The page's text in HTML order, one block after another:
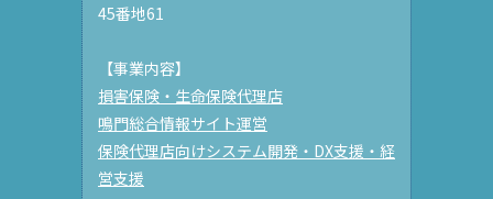
45番地61
【事業内容】
損害保険・生命保険代理店
鳴門総合情報サイト運営
保険代理店向けシステム開発・DX支援・経
営支援